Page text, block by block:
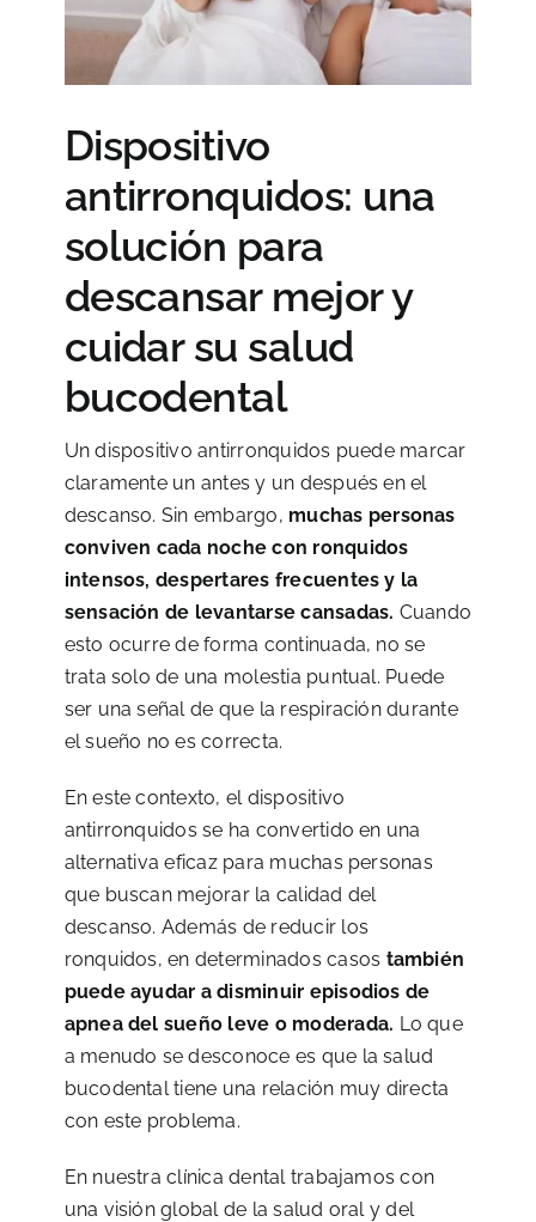
Dispositivo
antirronquidos: una
solución para
descansar mejor y
cuidar su salud
bucodental
Un dispositivo antirronquidos puede marcar
claramente un antes y un después en el
descanso. Sin embargo, muchas personas
conviven cada noche con ronquidos
intensos, despertares frecuentes y la
sensación de levantarse cansadas. Cuando
esto ocurre de forma continuada, no se
trata solo de una molestia puntual. Puede
ser una señal de que la respiración durante
el sueño no es correcta.
En este contexto, el dispositivo
antirronquidos se ha convertido en una
alternativa eficaz para muchas personas
que buscan mejorar la calidad del
descanso. Además de reducir los
ronquidos, en determinados casos también
puede ayudar a disminuir episodios de
apnea del sueño leve o moderada. Lo que
a menudo se desconoce es que la salud
bucodental tiene una relación muy directa
con este problema.
En nuestra clínica dental trabajamos con
una visión global de la salud oral y del